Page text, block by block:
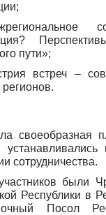
пути»;
встреч –
своеобразная
сотрудничества.
были
Республики в
Посол